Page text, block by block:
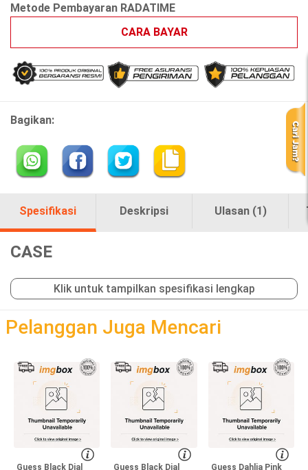
Metode Pembayaran RADATIME
CARA BAYAR
Bagikan:
Spesifikasi Deskripsi Ulasan (1)
CASE
Klik untuk tampilkan spesifikasi lengkap
Pelanggan Juga Mencari
Guess Black Dial Guess Black Dial Guess Dahlia Pink